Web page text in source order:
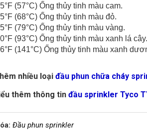
(57°C) Ống thủy tinh màu cam.
(68°C) Ống thủy tinh màu đỏ.
(79°C) Ống thủy tinh màu vàng.
(93°C) Ống thủy tinh màu xanh lá cây.
(141°C) Ống thủy tinh màu xanh
nhiều loại đầu phun chữa cháy
thêm thông tin đầu sprinkler Tyco
Đầu phun sprinkler